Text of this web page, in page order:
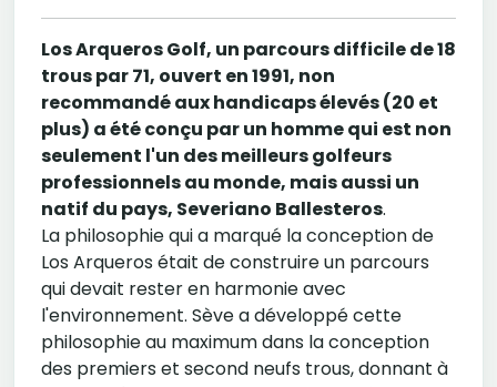
Los Arqueros Golf, un parcours difficile de 18
trous par 71, ouvert en 1991, non
recommandé aux handicaps élevés (20 et
plus) a été conçu par un homme qui est non
seulement l'un des meilleurs golfeurs
professionnels au monde, mais aussi un
natif du pays, Severiano Ballesteros.
La philosophie qui a marqué la conception de
Los Arqueros était de construire un parcours
qui devait rester en harmonie avec
l'environnement. Sève a développé cette
philosophie au maximum dans la conception
des premiers et second neufs trous, donnant à